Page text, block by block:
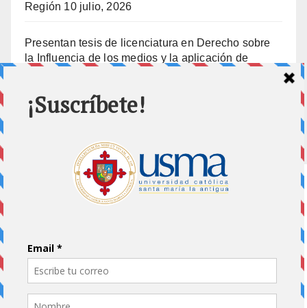
Región 10 julio, 2026
Presentan tesis de licenciatura en Derecho sobre
la Influencia de los medios y la aplicación de